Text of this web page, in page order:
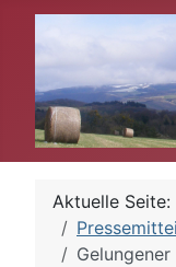
Aktuelle Seite: